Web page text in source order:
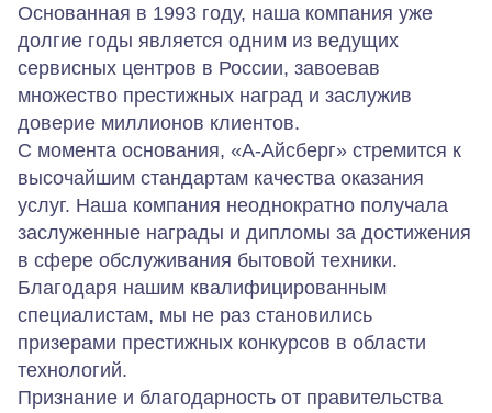
Основанная в 1993 году, наша компания уже
долгие годы является одним из ведущих
сервисных центров в России, завоевав
множество престижных наград и заслужив
доверие миллионов клиентов.
С момента основания, «А-Айсберг» стремится к
высочайшим стандартам качества оказания
услуг. Наша компания неоднократно получала
заслуженные награды и дипломы за достижения
в сфере обслуживания бытовой техники.
Благодаря нашим квалифицированным
специалистам, мы не раз становились
призерами престижных конкурсов в области
технологий.
Признание и благодарность от правительства